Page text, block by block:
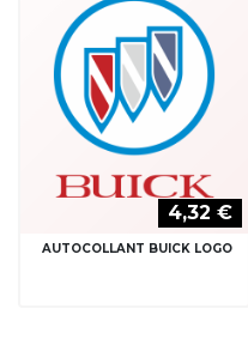
4,32 €
AUTOCOLLANT BUICK LOGO